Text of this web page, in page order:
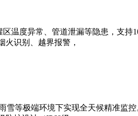
温度异常、管道泄漏等隐患，支持
识别、越界报警，
雪等极端环境下实现全天候精准监